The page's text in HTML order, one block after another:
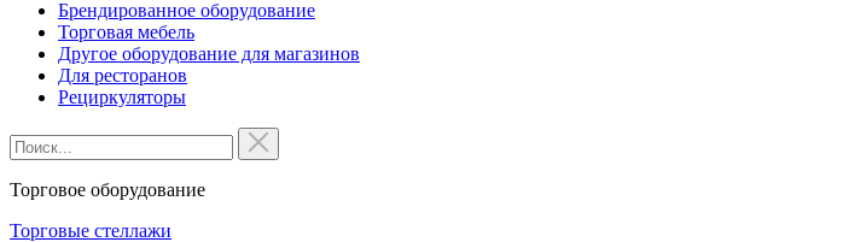
Брендированное оборудование
Торговая мебель
Другое оборудование для магазинов
Для ресторанов
Рециркуляторы
Торговое оборудование
Торговые стеллажи